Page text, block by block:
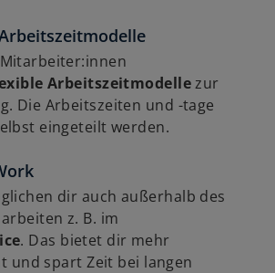
Arbeitszeitmodellezur
Die Arbeitszeiten und -tage
eingeteilt werden.
dir auch außerhalb des
z. B. im
. Das bietet dir mehr
und spart Zeit bei langen